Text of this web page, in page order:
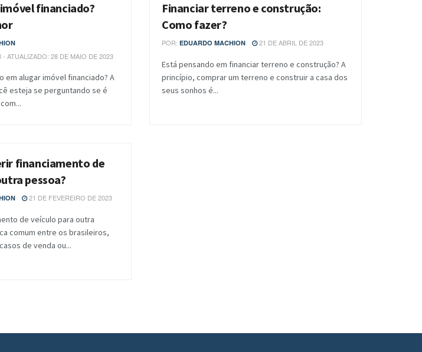
financiado?
ATUALIZADO: 28 DE MAIO DE 2023
em alugar imóvel financiado? A
esteja se perguntando se é
BLOG
Financiar terreno e construção:
Como fazer?
POR: EDUARDO MACHION 21 DE ABRIL DE 2023
Está pensando em financiar terreno e construção? A
princípio, comprar um terreno e construir a casa dos
seus sonhos é...
financiamento de
pessoa?
21 DE FEVEREIRO DE 2023
de veículo para outra
comum entre os brasileiros,
de venda ou...